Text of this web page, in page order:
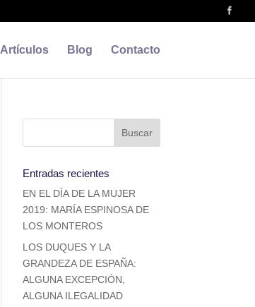
Artículos Blog Contacto
Entradas recientes
EN EL DÍA DE LA MUJER
2019: MARÍA ESPINOSA DE
LOS MONTEROS
LOS DUQUES Y LA
GRANDEZA DE ESPAÑA:
ALGUNA EXCEPCIÓN,
ALGUNA ILEGALIDAD